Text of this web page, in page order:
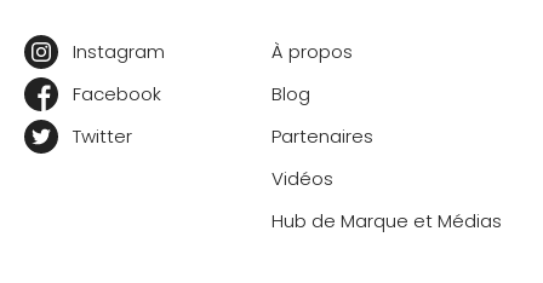
Instagram
Facebook
Twitter
À propos
Blog
Partenaires
Vidéos
Hub de Marque et Médias